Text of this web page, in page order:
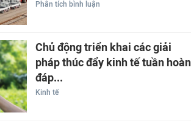
Phân tích bình luận
Chủ động triển khai các giải
pháp thúc đẩy kinh tế tuần hoàn
đáp...
Kinh tế